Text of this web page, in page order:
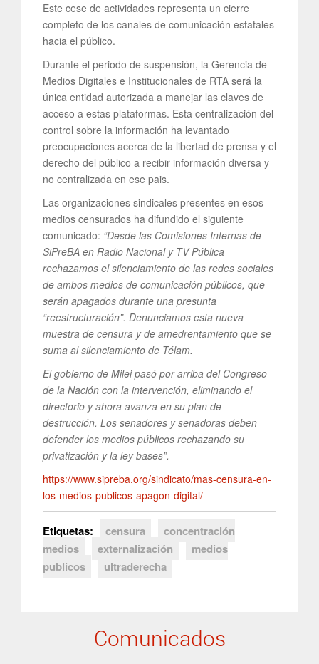
Este cese de actividades representa un cierre
completo de los canales de comunicación estatales
hacia el público.
Durante el periodo de suspensión, la Gerencia de
Medios Digitales e Institucionales de RTA será la
única entidad autorizada a manejar las claves de
acceso a estas plataformas. Esta centralización del
control sobre la información ha levantado
preocupaciones acerca de la libertad de prensa y el
derecho del público a recibir información diversa y
no centralizada en ese pais.
Las organizaciones sindicales presentes en esos
medios censurados ha difundido el siguiente
comunicado: “Desde las Comisiones Internas de
SiPreBA en Radio Nacional y TV Pública
rechazamos el silenciamiento de las redes sociales
de ambos medios de comunicación públicos, que
serán apagados durante una presunta
“reestructuración”. Denunciamos esta nueva
muestra de censura y de amedrentamiento que se
suma al silenciamiento de Télam.
El gobierno de Milei pasó por arriba del Congreso
de la Nación con la intervención, eliminando el
directorio y ahora avanza en su plan de
destrucción. Los senadores y senadoras deben
defender los medios públicos rechazando su
privatización y la ley bases”.
https://www.sipreba.org/sindicato/mas-censura-en-
los-medios-publicos-apagon-digital/
Etiquetas: censura
concentración
medios
externalización
medios
publicos
ultraderecha
Comunicados